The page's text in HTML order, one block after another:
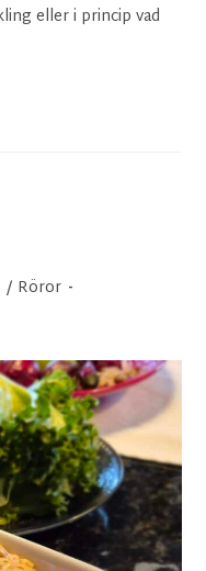
eller i princip vad
/ Röror